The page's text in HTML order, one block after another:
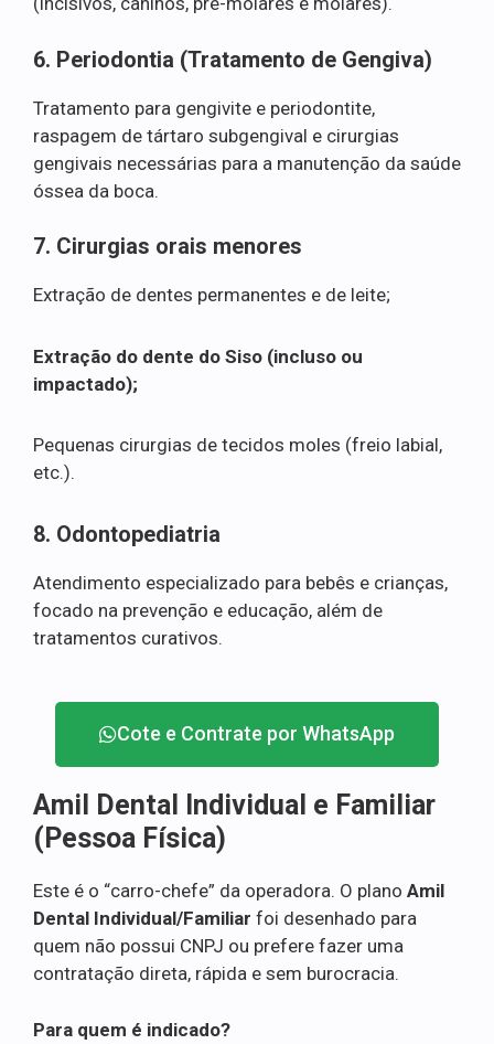
6. Periodontia (Tratamento de Gengiva)
Tratamento para gengivite e periodontite,
raspagem de tártaro subgengival e cirurgias
gengivais necessárias para a manutenção da saúde
óssea da boca.
7. Cirurgias orais menores
Extração de dentes permanentes e de leite;
Extração do dente do Siso (incluso ou
impactado);
Pequenas cirurgias de tecidos moles (freio labial,
etc.).
8. Odontopediatria
Atendimento especializado para bebês e crianças,
focado na prevenção e educação, além de
tratamentos curativos.
Cote e Contrate por WhatsApp
Amil Dental Individual e Familiar
(Pessoa Física)
Este é o “carro-chefe” da operadora. O plano Amil
Dental Individual/Familiar foi desenhado para
quem não possui CNPJ ou prefere fazer uma
contratação direta, rápida e sem burocracia.
Para quem é indicado?